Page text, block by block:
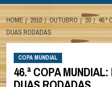
HOME 2010 OUTUBRO 20
46.ª
DUAS RODADAS
COPA MUNDIAL
46.ª COPA